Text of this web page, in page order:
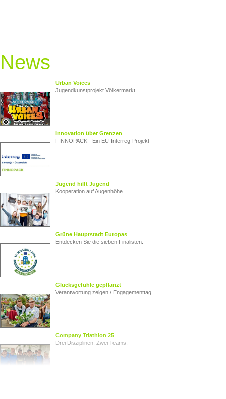
News
Urban Voices
Jugendkunstprojekt Völkermarkt
Innovation über Grenzen
FINNOPACK - Ein EU‑Interreg‑Projekt
Jugend hilft Jugend
Kooperation auf Augenhöhe
Grüne Hauptstadt Europas
Entdecken Sie die sieben Finalisten.
Glücksgefühle gepflanzt
Verantwortung zeigen / Engagementtag
Company Triathlon 25
Drei Disziplinen. Zwei Teams.